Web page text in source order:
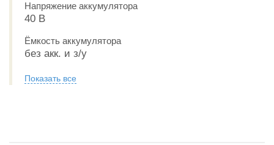
Напряжение аккумулятора
40 В
Ёмкость аккумулятора
без акк. и з/у
Показать все